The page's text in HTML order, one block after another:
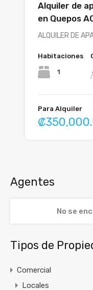
Alquiler de
en Quepos
ALQUILER DE
Habitaciones
1
Para Alquiler
Agentes
No se
Tipos de
Comercial
Locales